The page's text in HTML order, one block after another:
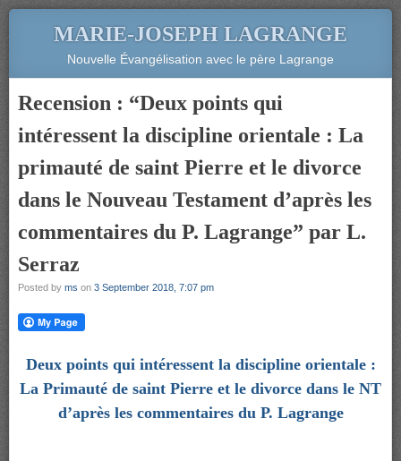
MARIE-JOSEPH LAGRANGE
Nouvelle Évangélisation avec le père Lagrange
Recension : “Deux points qui
intéressent la discipline orientale : La
primauté de saint Pierre et le divorce
dans le Nouveau Testament d’après les
commentaires du P. Lagrange” par L.
Serraz
Posted by ms on 3 September 2018, 7:07 pm
Deux points qui intéressent la discipline orientale :
La Primauté de saint Pierre et le divorce dans le NT
d’après les commentaires du P. Lagrange